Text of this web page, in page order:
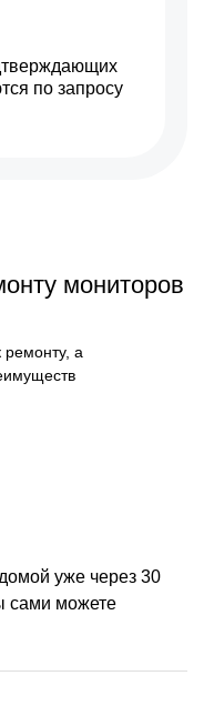
по запросу
мониторов
а
уже через 30
сами можете